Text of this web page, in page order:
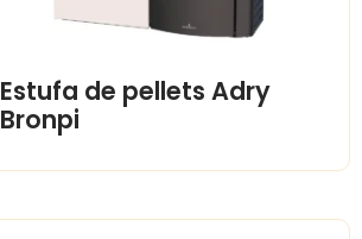
Estufa de pellets Adry
Bronpi